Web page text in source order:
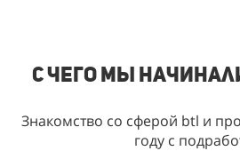
С чего мы
Знакомство со сферой btl и
году с